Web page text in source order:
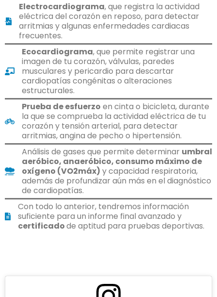
Electrocardiograma, que registra la actividad
eléctrica del corazón en reposo, para detectar
arritmias y algunas enfermedades cardiacas
frecuentes.
Ecocardiograma, que permite registrar una
imagen de tu corazón, válvulas, paredes
musculares y pericardio para descartar
cardiopatías congénitas o alteraciones
estructurales.
Prueba de esfuerzo en cinta o bicicleta, durante
la que se comprueba la actividad eléctrica de tu
corazón y tensión arterial, para detectar
arritmias, angina de pecho o hipertensión.
Análisis de gases que permite determinar umbral
aeróbico, anaeróbico, consumo máximo de
oxígeno (VO2máx) y capacidad respiratoria,
además de profundizar aún más en el diagnóstico
de cardiopatías.
Con todo lo anterior, tendremos información
suficiente para un informe final avanzado y
certificadode aptitud para pruebas deportivas.